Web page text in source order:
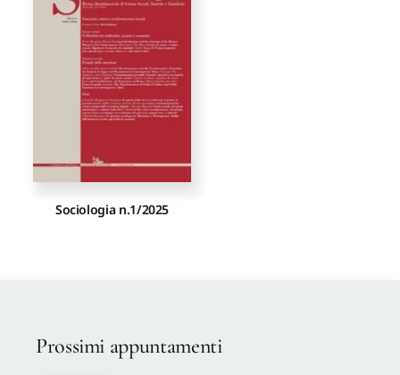
Proposte di pubblicazione
Gangemi Editore
Newsletter
Sociologia n.1/2025
Prossimi appuntamenti